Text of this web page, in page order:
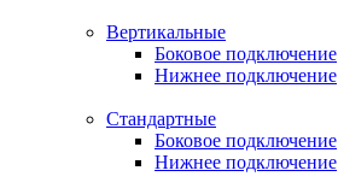
Вертикальные
Боковое подключение
Нижнее подключение
Стандартные
Боковое подключение
Нижнее подключение